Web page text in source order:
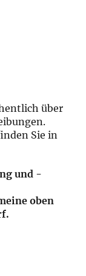
über
Sie in
und -
oben